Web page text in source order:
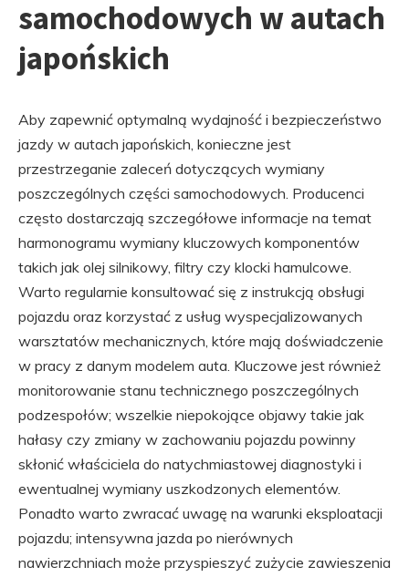
samochodowych w autach
japońskich
Aby zapewnić optymalną wydajność i bezpieczeństwo
jazdy w autach japońskich, konieczne jest
przestrzeganie zaleceń dotyczących wymiany
poszczególnych części samochodowych. Producenci
często dostarczają szczegółowe informacje na temat
harmonogramu wymiany kluczowych komponentów
takich jak olej silnikowy, filtry czy klocki hamulcowe.
Warto regularnie konsultować się z instrukcją obsługi
pojazdu oraz korzystać z usług wyspecjalizowanych
warsztatów mechanicznych, które mają doświadczenie
w pracy z danym modelem auta. Kluczowe jest również
monitorowanie stanu technicznego poszczególnych
podzespołów; wszelkie niepokojące objawy takie jak
hałasy czy zmiany w zachowaniu pojazdu powinny
skłonić właściciela do natychmiastowej diagnostyki i
ewentualnej wymiany uszkodzonych elementów.
Ponadto warto zwracać uwagę na warunki eksploatacji
pojazdu; intensywna jazda po nierównych
nawierzchniach może przyspieszyć zużycie zawieszenia